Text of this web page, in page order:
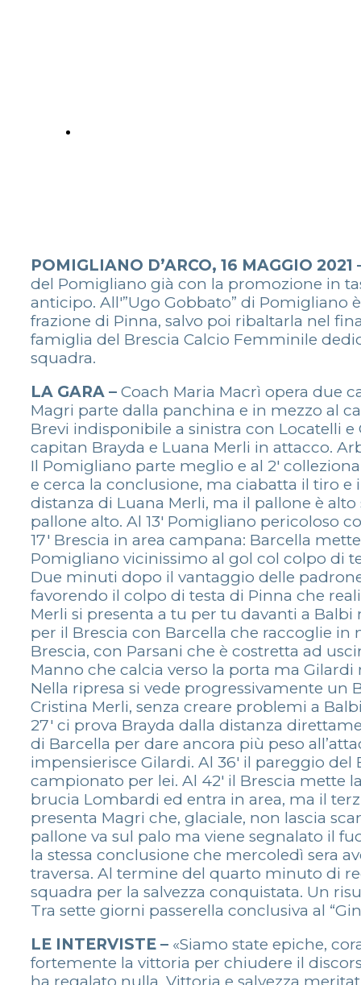
POMIGLIANO D’ARCO, 16 MAGGIO 2021
del Pomigliano già con la promozione in
anticipo. All'”Ugo Gobbato” di
frazione di Pinna, salvo poi ribaltarla nel
famiglia del Brescia Calcio Femminile
squadra.
LA GARA – Coach Maria Macrì opera due
Magri parte dalla panchina e in mezzo al
Brevi indisponibile a sinistra con Locatelli
capitan Brayda e Luana Merli in attacco.
Il Pomigliano parte meglio e al 2′
e cerca la conclusione, ma ciabatta il tiro e
distanza di Luana Merli, ma il pallone è
pallone alto. Al 13′ Pomigliano pericoloso
17′ Brescia in area campana: Barcella
Pomigliano vicinissimo al gol col colpo di
Due minuti dopo il vantaggio delle
favorendo il colpo di testa di Pinna che
Merli si presenta a tu per tu davanti a
per il Brescia con Barcella che raccoglie
Brescia, con Parsani che è costretta ad
Manno che calcia verso la porta ma Gilardi
Nella ripresa si vede progressivamente un
Cristina Merli, senza creare problemi a
27′ ci prova Brayda dalla distanza
di Barcella per dare ancora più peso
impensierisce Gilardi. Al 36′ il pareggio
campionato per lei. Al 42′ il Brescia mette
brucia Lombardi ed entra in area, ma il
presenta Magri che, glaciale, non lascia
pallone va sul palo ma viene segnalato il
la stessa conclusione che mercoledì sera
traversa. Al termine del quarto minuto di
squadra per la salvezza conquistata. Un
Tra sette giorni passerella conclusiva al
LE INTERVISTE – «Siamo state epiche,
fortemente la vittoria per chiudere il